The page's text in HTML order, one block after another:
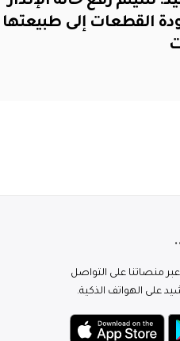
القطعات إلى طبيعتها
منصاتنا على التواصل
على الهواتف الذكية.